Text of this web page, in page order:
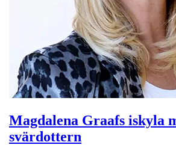
Magdalena Graafs iskyla
svärdottern